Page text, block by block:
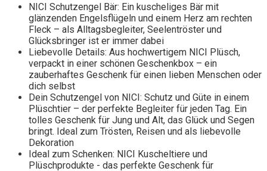
NICI Schutzengel Bär: Ein kuscheliges Bär mit
glänzenden Engelsflügeln und einem Herz am rechten
Fleck – als Alltagsbegleiter, Seelentröster und
Glücksbringer ist er immer dabei
Liebevolle Details: Aus hochwertigem NICI Plüsch,
verpackt in einer schönen Geschenkbox – ein
zauberhaftes Geschenk für einen lieben Menschen oder
dich selbst
Dein Schutzengel von NICI: Schutz und Güte in einem
Plüschtier – der perfekte Begleiter für jeden Tag. Ein
tolles Geschenk für Jung und Alt, das Glück und Segen
bringt. Ideal zum Trösten, Reisen und als liebevolle
Dekoration
Ideal zum Schenken: NICI Kuscheltiere und
Plüschprodukte - das perfekte Geschenk für